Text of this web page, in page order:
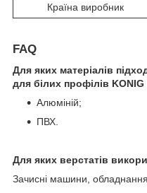
Країна виробник
FAQ
Для яких матеріалів
для білих профілів
Алюміній;
ПВХ.
Для яких верстатів
Зачисні машини,